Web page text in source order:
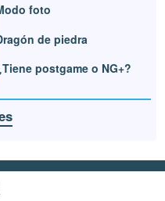
foto
de piedra
postgame o NG+?